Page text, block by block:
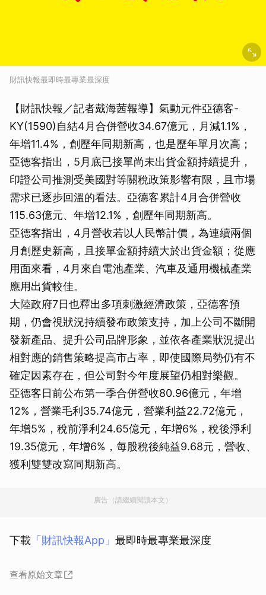
財訊快報最即時最專業最深度
【財訊快報／記者戴海茜報導】氣動元件亞德客-
KY(1590)自結4月合併營收34.67億元，月減1.1%，
年增11.4%，創歷年同期新高，也是歷年單月次高；
亞德客指出，5月底已接單尚未出貨金額持續提升，
印證公司推測受美國對等關稅政策影響有限，且市場
需求已逐步回溫的看法。亞德客累計4月合併營收
115.63億元、年增12.1%，創歷年同期新高。
亞德客指出，4月營收若以人民幣計價，為連續兩個
月創歷史新高，且接單金額持續大於出貨金額；從應
用面來看，4月來自電池產業、汽車及通用機械產業
應用出貨較佳。
大陸政府7日也釋出多項刺激經濟政策，亞德客預
期，仍會視狀況持續發布政策支持，加上公司不斷開
發新產品、提升公司品牌形象，並依各產業狀況提出
相對應的銷售策略提高市占率，即使國際局勢仍有不
確定因素存在，但公司對今年度展望仍相對樂觀。
亞德客日前公布第一季合併營收80.96億元，年增
12%，營業毛利35.74億元，營業利益22.72億元，
年增5%，稅前淨利24.65億元，年增6%，稅後淨利
19.35億元，年增6%，每股稅後純益9.68元，營收、
獲利雙雙改寫同期新高。
廣告（請繼續閱讀本文）
下載 「財訊快報App」 最即時最專業最深度
查看原始文章